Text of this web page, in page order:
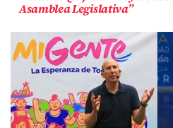
Asamblea Legislativa”